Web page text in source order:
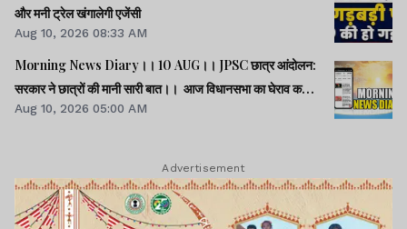
और मनी ट्रेल खंगालेगी एजेंसी
Aug 10, 2026 08:33 AM
Morning News Diary।। 10 AUG।। JPSC छात्र आंदोलन:
सरकार ने छात्रों की मानी सारी बात।। आज विधानसभा का घेराव करेंगे
छात्र।। हैदराबाद में CJI सूर्यकांत का हुआ विरोध।। समेत अन्य खबरें व
Aug 10, 2026 05:00 AM
Advertisement